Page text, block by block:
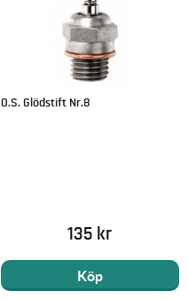
O.S. Glödstift Nr.8
135 kr
Köp